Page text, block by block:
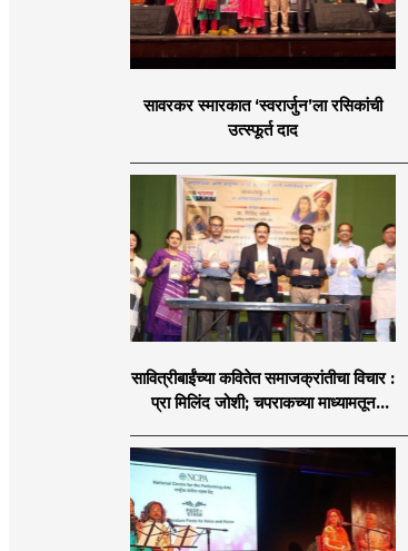
सावरकर स्मारकात ‘स्वरार्जुन’ला रसिकांची
उत्स्फूर्त दाद
सावित्रीबाईंच्या कवितेत समाजक्रांतीचा विचार :
प्रा मिलिंद जोशी; चपराकच्या माध्यामतून
कवितासंग्रहाचे प्रकाशन